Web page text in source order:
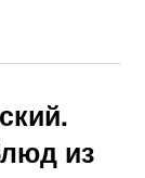
из